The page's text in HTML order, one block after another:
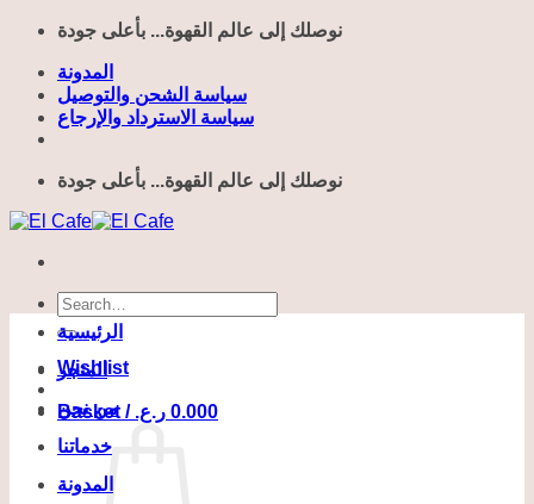
Skip
content
نوصلك إلى عالم القهوة... بأعلى جودة
المدونة
سياسة الشحن والتوصيل
سياسة الاسترداد والإرجاع
نوصلك إلى عالم القهوة... بأعلى جودة
Search
for:
Wishlist
Basket / 0.000 ر.ع.
الرئيسية
المتجر
من نحن
خدماتنا
المدونة